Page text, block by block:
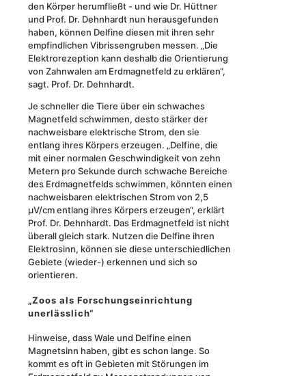
den Körper herumfließt - und wie Dr. Hüttner
und Prof. Dr. Dehnhardt nun herausgefunden
haben, können Delfine diesen mit ihren sehr
empfindlichen Vibrissengruben messen. „Die
Elektrorezeption kann deshalb die Orientierung
von Zahnwalen am Erdmagnetfeld zu erklären“,
sagt. Prof. Dr. Dehnhardt.
Je schneller die Tiere über ein schwaches
Magnetfeld schwimmen, desto stärker der
nachweisbare elektrische Strom, den sie
entlang ihres Körpers erzeugen. „Delfine, die
mit einer normalen Geschwindigkeit von zehn
Metern pro Sekunde durch schwache Bereiche
des Erdmagnetfelds schwimmen, könnten einen
nachweisbaren elektrischen Strom von 2,5
μV/cm entlang ihres Körpers erzeugen“, erklärt
Prof. Dr. Dehnhardt. Das Erdmagnetfeld ist nicht
überall gleich stark. Nutzen die Delfine ihren
Elektrosinn, können sie diese unterschiedlichen
Gebiete (wieder-) erkennen und sich so
orientieren.
„Zoos als Forschungseinrichtung
unerlässlich“
Hinweise, dass Wale und Delfine einen
Magnetsinn haben, gibt es schon lange. So
kommt es oft in Gebieten mit Störungen im